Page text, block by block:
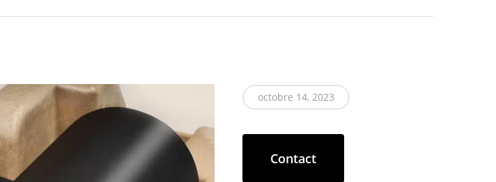
octobre 14, 2023
Contact